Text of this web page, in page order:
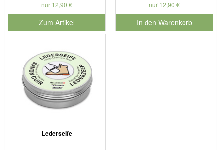
nur 12,90 €
Zum Artikel
nur 12,90 €
In den Warenkorb
für Produktnummer 901179
Lederseife